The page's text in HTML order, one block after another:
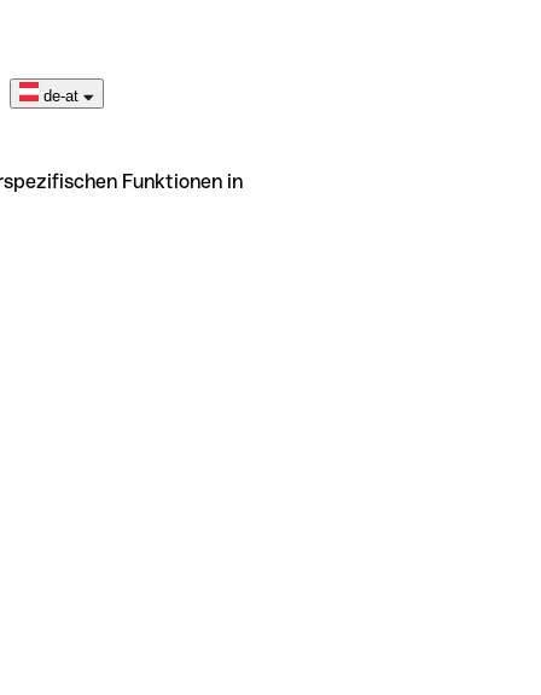
de-at
Funktionen in